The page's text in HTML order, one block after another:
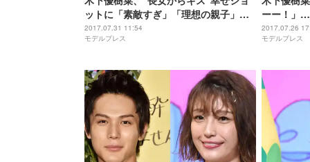
ットに「素敵すぎ」「理想の親子」の
声
2017.07.31 11:54
モデルプレス
ーー！」
2017.07.26
モデルプレス